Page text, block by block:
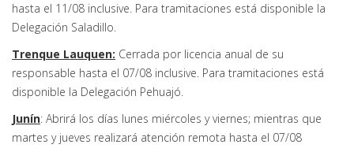
hasta el 11/08 inclusive. Para tramitaciones está disponible la
Delegación Saladillo.
Trenque Lauquen: Cerrada por licencia anual de su
responsable hasta el 07/08 inclusive. Para tramitaciones está
disponible la Delegación Pehuajó.
Junín: Abrirá los días lunes miércoles y viernes; mientras que
martes y jueves realizará atención remota hasta el 07/08